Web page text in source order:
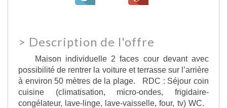
> Description de l'offre
Maison individuelle 2 faces cour devant avec
possibilité de rentrer la voiture et terrasse sur l’arrière
à environ 50 mètres de la plage. RDC : Séjour coin
cuisine (climatisation, micro-ondes, frigidaire-
congélateur, lave-linge, lave-vaisselle, four, tv) WC.